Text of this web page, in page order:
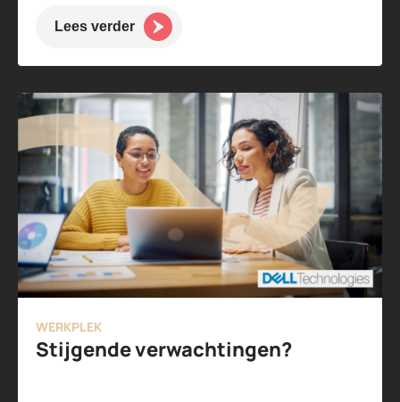
Lees verder
WERKPLEK
Stijgende verwachtingen?